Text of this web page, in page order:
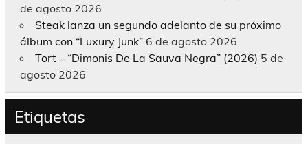
de agosto 2026
Steak lanza un segundo adelanto de su próximo
álbum con “Luxury Junk” 6 de agosto 2026
Tort – “Dimonis De La Sauva Negra” (2026) 5 de
agosto 2026
Etiquetas